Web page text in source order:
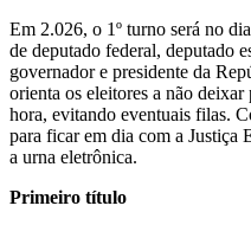
Em 2.026, o 1º turno será no
de deputado federal, deputado
governador e presidente da
orienta os eleitores a não
hora, evitando eventuais filas.
para ficar em dia com a Justiça
a urna eletrônica.
Primeiro título